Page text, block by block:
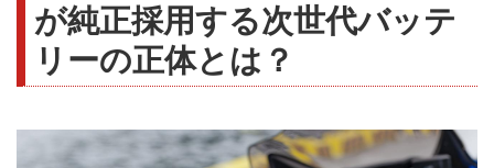
が純正採用する次世代バッテ
リーの正体とは？